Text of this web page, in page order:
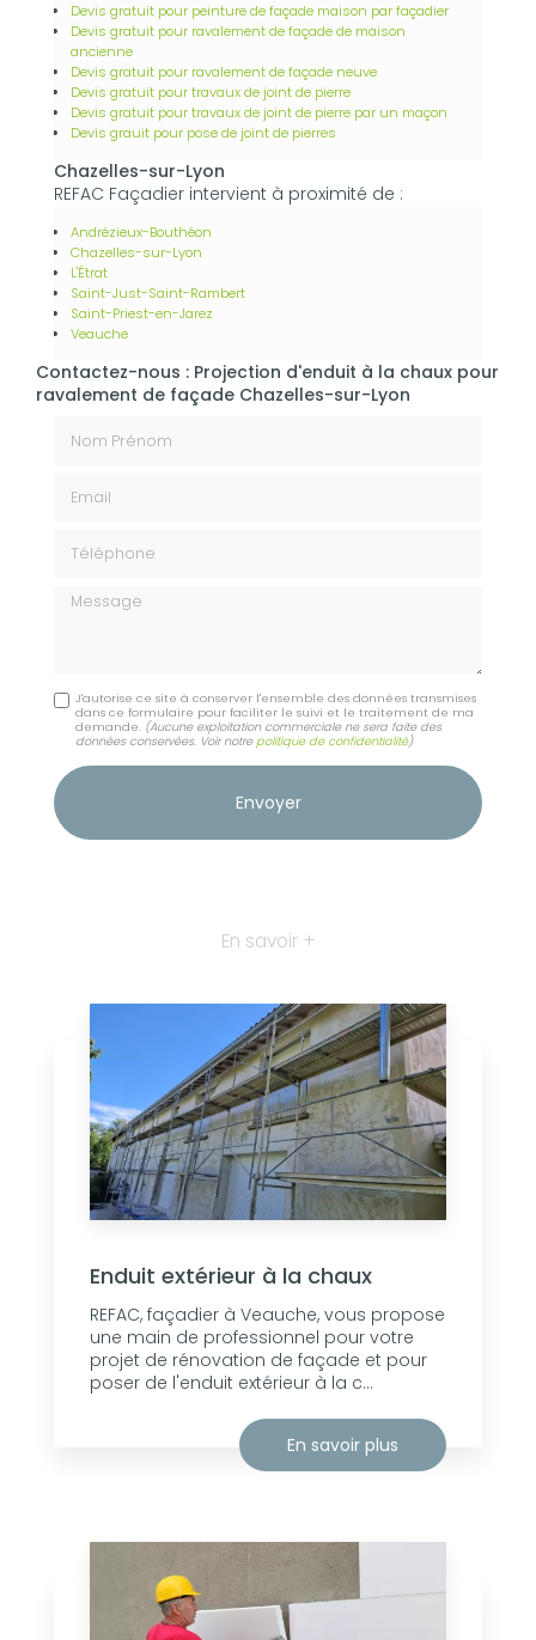
Devis gratuit pour peinture de façade maison par façadier
Devis gratuit pour ravalement de façade de maison
ancienne
Devis gratuit pour ravalement de façade neuve
Devis gratuit pour travaux de joint de pierre
Devis gratuit pour travaux de joint de pierre par un maçon
Devis grauit pour pose de joint de pierres
Chazelles-sur-Lyon
REFAC Façadier intervient à proximité de :
Andrézieux-Bouthéon
Chazelles-sur-Lyon
L'Étrat
Saint-Just-Saint-Rambert
Saint-Priest-en-Jarez
Veauche
Contactez-nous : Projection d'enduit à la chaux pour
ravalement de façade Chazelles-sur-Lyon
Message
J'autorise ce site à conserver l'ensemble des données transmises
dans ce formulaire pour faciliter le suivi et le traitement de ma
demande. (Aucune exploitation commerciale ne sera faite des
données conservées. Voir notrepolitique de confidentialité)
En savoir +
Enduit extérieur à la chaux
REFAC, façadier à Veauche, vous propose
une main de professionnel pour votre
projet de rénovation de façade et pour
poser de l'enduit extérieur à la c...
En savoir plus